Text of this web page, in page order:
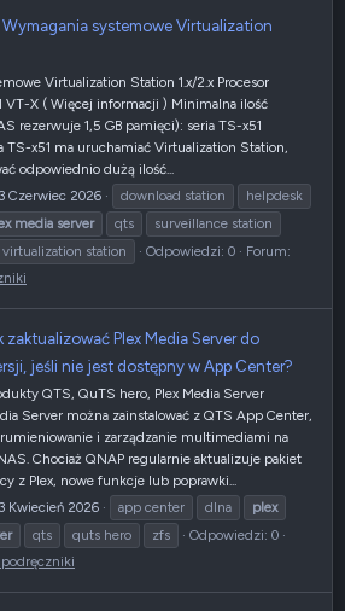
Wymagania systemowe Virtualization
Virtualization Station 1.x/2.x Procesor
VT-X ( Więcej informacji ) Minimalna ilość
rezerwuje 1,5 GB pamięci): seria TS-x51
TS-x51 ma uruchamiać Virtualization Station,
odpowiednio dużą ilość...
Czerwiec 2026 download station
helpdesk
media server qts
surveillance station
virtualization station Odpowiedzi: 0
Forum:
zaktualizować Plex Media Server do
jeśli nie jest dostępny w App Center?
QTS, QuTS hero, Plex Media Server
Server można zainstalować z QTS App Center,
i zarządzanie multimediami na
Chociaż QNAP regularnie aktualizuje pakiet
z Plex, nowe funkcje lub poprawki...
Kwiecień 2026 app center dlna
plex
qts quts hero zfs
Odpowiedzi: 0